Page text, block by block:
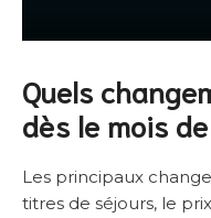
Quels
dès le mois
Les principaux
titres de séjours, le